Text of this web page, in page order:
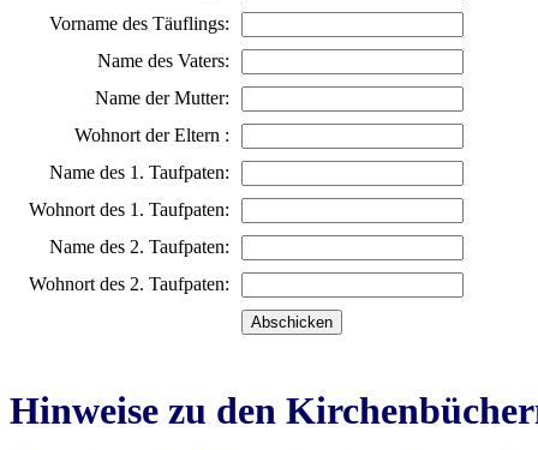
Vorname des Täuflings:
Name des Vaters:
Name der Mutter:
Wohnort der Eltern :
Name des 1. Taufpaten:
Wohnort des 1. Taufpaten:
Name des 2. Taufpaten:
Wohnort des 2. Taufpaten:
Hinweise zu den